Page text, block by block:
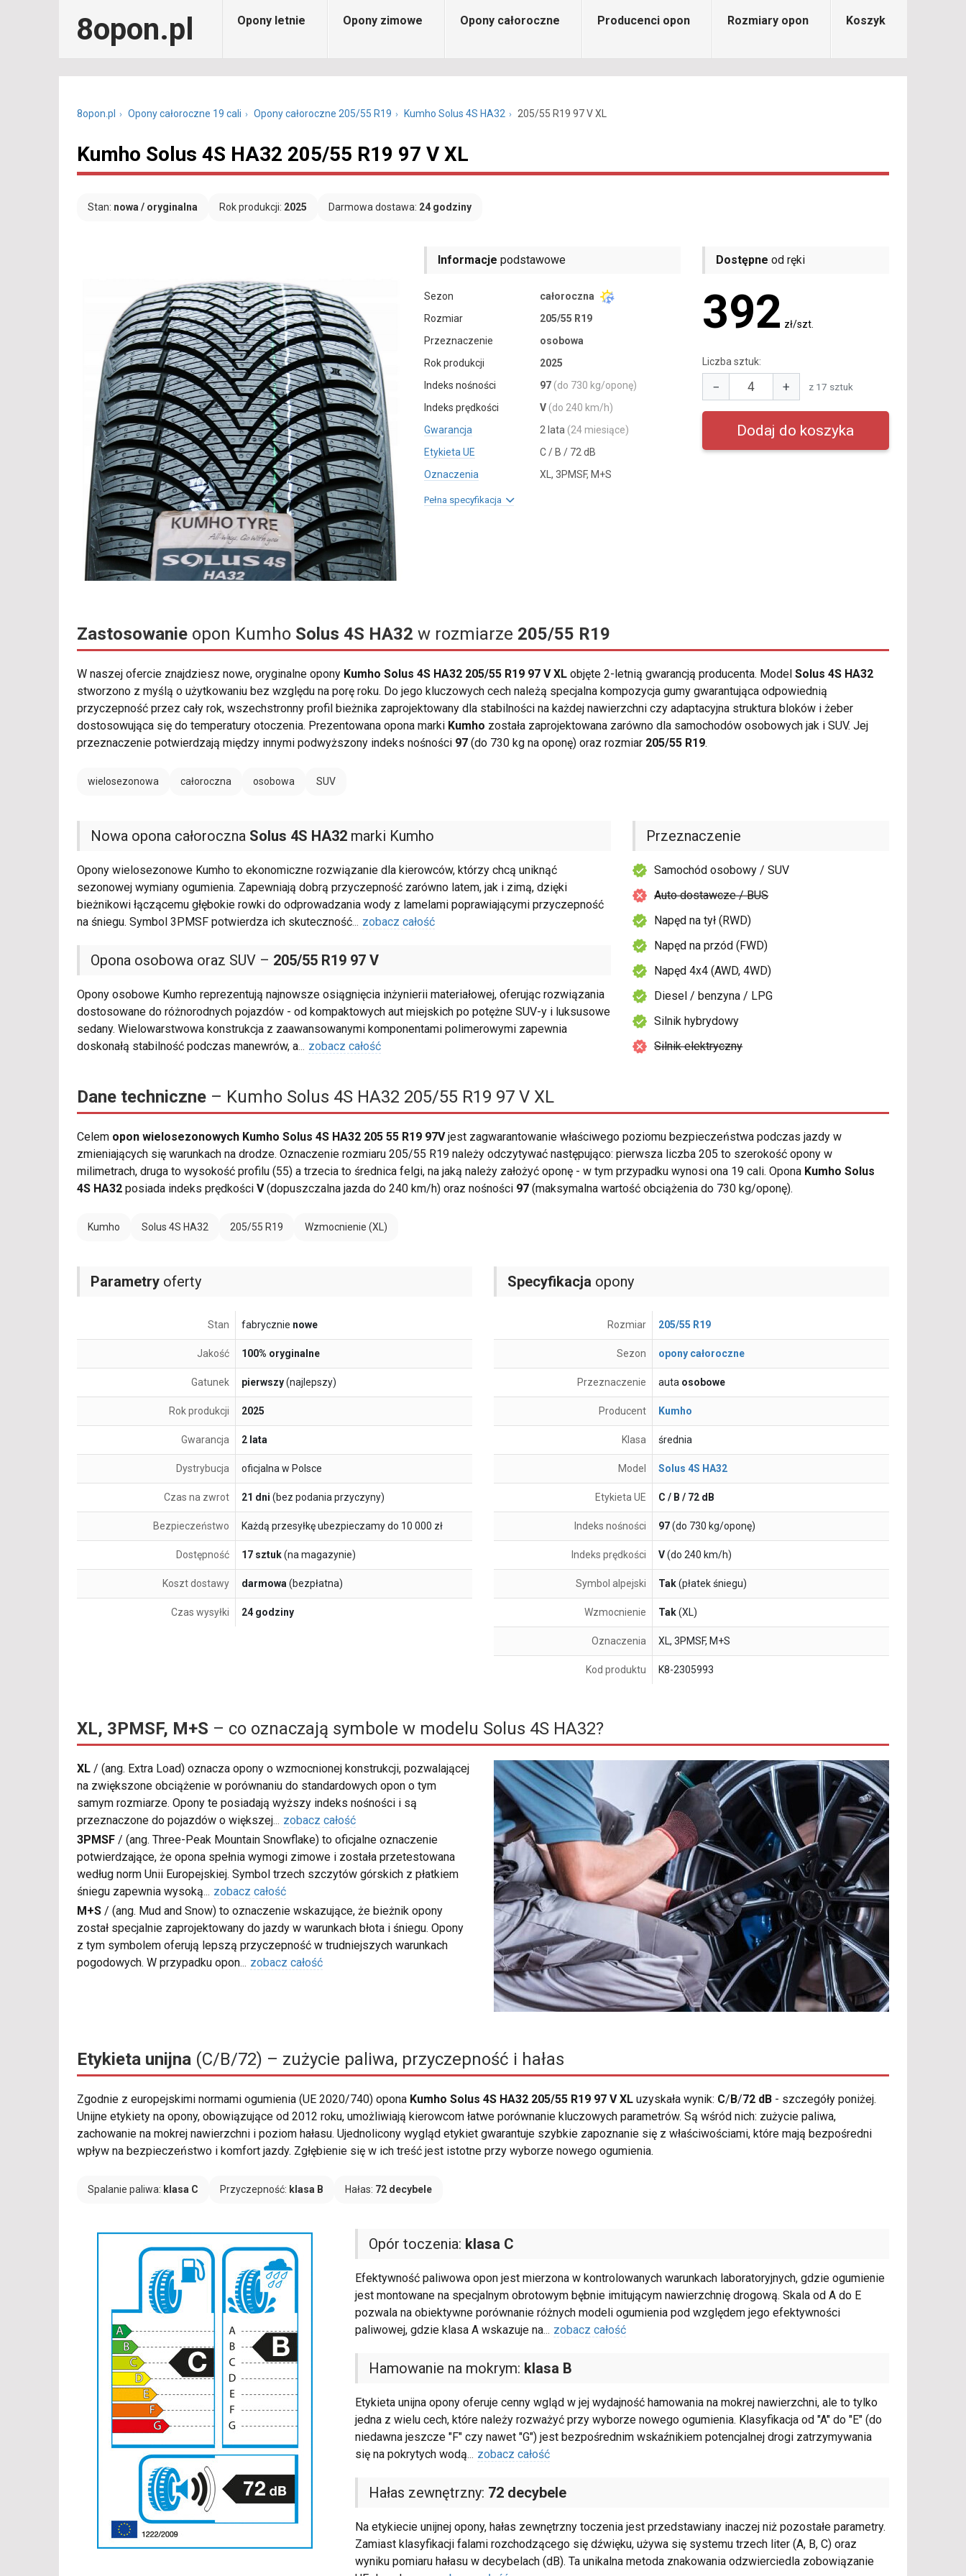
8opon.pl Opony letnie Opony zimowe Opony całoroczne Producenci opon Rozmiary opon Koszyk
8opon.pl Opony całoroczne 19 cali Opony całoroczne 205/55 R19 Kumho Solus 4S HA32 205/55 R19 97 V XL
Kumho Solus 4S HA32 205/55 R19 97 V XL
Stan: nowa / oryginalna Rok produkcji: 2025 Darmowa dostawa: 24 godziny
Informacje podstawowe
Sezon
całoroczna
Rozmiar
205/55 R19
Przeznaczenie
osobowa
Rok produkcji
2025
Indeks nośności
97 (do 730 kg/oponę)
Indeks prędkości
V (do 240 km/h)
Gwarancja
2 lata (24 miesiące)
Etykieta UE
C / B / 72 dB
Oznaczenia
XL, 3PMSF, M+S
Pełna specyfikacja
Dostępne od ręki
392 zł/szt.
Liczba sztuk:
− + z 17 sztuk
Zastosowanie opon Kumho Solus 4S HA32 w rozmiarze 205/55 R19
W naszej ofercie znajdziesz nowe, oryginalne opony Kumho Solus 4S HA32 205/55 R19 97 V XL objęte 2-letnią gwarancją producenta. Model Solus 4S HA32
stworzono z myślą o użytkowaniu bez względu na porę roku. Do jego kluczowych cech należą specjalna kompozycja gumy gwarantująca odpowiednią
przyczepność przez cały rok, wszechstronny profil bieżnika zaprojektowany dla stabilności na każdej nawierzchni czy adaptacyjna struktura bloków i żeber
dostosowująca się do temperatury otoczenia. Prezentowana opona marki Kumho została zaprojektowana zarówno dla samochodów osobowych jak i SUV. Jej
przeznaczenie potwierdzają między innymi podwyższony indeks nośności 97 (do 730 kg na oponę) oraz rozmiar 205/55 R19.
wielosezonowa całoroczna osobowa SUV
Nowa opona całoroczna Solus 4S HA32 marki Kumho
Opony wielosezonowe Kumho to ekonomiczne rozwiązanie dla kierowców, którzy chcą uniknąć
sezonowej wymiany ogumienia. Zapewniają dobrą przyczepność zarówno latem, jak i zimą, dzięki
bieżnikowi łączącemu głębokie rowki do odprowadzania wody z lamelami poprawiającymi przyczepność
na śniegu. Symbol 3PMSF potwierdza ich skuteczność... zobacz całość
Opona osobowa oraz SUV – 205/55 R19 97 V
Opony osobowe Kumho reprezentują najnowsze osiągnięcia inżynierii materiałowej, oferując rozwiązania
dostosowane do różnorodnych pojazdów - od kompaktowych aut miejskich po potężne SUV-y i luksusowe
sedany. Wielowarstwowa konstrukcja z zaawansowanymi komponentami polimerowymi zapewnia
doskonałą stabilność podczas manewrów, a... zobacz całość
Przeznaczenie
Samochód osobowy / SUV
Auto dostawcze / BUS
Napęd na tył (RWD)
Napęd na przód (FWD)
Napęd 4x4 (AWD, 4WD)
Diesel / benzyna / LPG
Silnik hybrydowy
Silnik elektryczny
Dane techniczne – Kumho Solus 4S HA32 205/55 R19 97 V XL
Celem opon wielosezonowych Kumho Solus 4S HA32 205 55 R19 97Vjest zagwarantowanie właściwego poziomu bezpieczeństwa podczas jazdy w
zmieniających się warunkach na drodze. Oznaczenie rozmiaru 205/55 R19 należy odczytywać następująco: pierwsza liczba 205 to szerokość opony w
milimetrach, druga to wysokość profilu (55) a trzecia to średnica felgi, na jaką należy założyć oponę - w tym przypadku wynosi ona 19 cali. Opona Kumho Solus
4S HA32 posiada indeks prędkości V(dopuszczalna jazda do 240 km/h) oraz nośności 97 (maksymalna wartość obciążenia do 730 kg/oponę).
Kumho Solus 4S HA32 205/55 R19 Wzmocnienie (XL)
Parametry oferty
Stan fabrycznie nowe
Jakość 100% oryginalne
Gatunek pierwszy(najlepszy)
Rok produkcji 2025
Gwarancja 2 lata
Dystrybucja oficjalna w Polsce
Czas na zwrot 21 dni (bez podania przyczyny)
Bezpieczeństwo Każdą przesyłkę ubezpieczamy do 10 000 zł
Dostępność 17 sztuk(na magazynie)
Koszt dostawy darmowa(bezpłatna)
Czas wysyłki 24 godziny
Specyfikacja opony
Rozmiar 205/55 R19
Sezon opony całoroczne
Przeznaczenie auta osobowe
Producent Kumho
Klasa średnia
Model Solus 4S HA32
Etykieta UE C / B / 72 dB
Indeks nośności 97(do 730 kg/oponę)
Indeks prędkości V(do 240 km/h)
Symbol alpejski Tak(płatek śniegu)
Wzmocnienie Tak(XL)
Oznaczenia XL, 3PMSF, M+S
Kod produktu K8-2305993
XL, 3PMSF, M+S – co oznaczają symbole w modelu Solus 4S HA32?
XL / (ang. Extra Load) oznacza opony o wzmocnionej konstrukcji, pozwalającej
na zwiększone obciążenie w porównaniu do standardowych opon o tym
samym rozmiarze. Opony te posiadają wyższy indeks nośności i są
przeznaczone do pojazdów o większej... zobacz całość
3PMSF / (ang. Three-Peak Mountain Snowflake) to oficjalne oznaczenie
potwierdzające, że opona spełnia wymogi zimowe i została przetestowana
według norm Unii Europejskiej. Symbol trzech szczytów górskich z płatkiem
śniegu zapewnia wysoką... zobacz całość
M+S / (ang. Mud and Snow) to oznaczenie wskazujące, że bieżnik opony
został specjalnie zaprojektowany do jazdy w warunkach błota i śniegu. Opony
z tym symbolem oferują lepszą przyczepność w trudniejszych warunkach
pogodowych. W przypadku opon... zobacz całość
Etykieta unijna (C/B/72) – zużycie paliwa, przyczepność i hałas
Zgodnie z europejskimi normami ogumienia (UE 2020/740) opona Kumho Solus 4S HA32 205/55 R19 97 V XL uzyskała wynik: C/ B/72 dB - szczegóły poniżej.
Unijne etykiety na opony, obowiązujące od 2012 roku, umożliwiają kierowcom łatwe porównanie kluczowych parametrów. Są wśród nich: zużycie paliwa,
zachowanie na mokrej nawierzchni i poziom hałasu. Ujednolicony wygląd etykiet gwarantuje szybkie zapoznanie się z właściwościami, które mają bezpośredni
wpływ na bezpieczeństwo i komfort jazdy. Zgłębienie się w ich treść jest istotne przy wyborze nowego ogumienia.
Spalanie paliwa: klasa C Przyczepność: klasa B Hałas: 72 decybele
Opór toczenia: klasa C
Efektywność paliwowa opon jest mierzona w kontrolowanych warunkach laboratoryjnych, gdzie ogumienie
jest montowane na specjalnym obrotowym bębnie imitującym nawierzchnię drogową. Skala od A do E
pozwala na obiektywne porównanie różnych modeli ogumienia pod względem jego efektywności
paliwowej, gdzie klasa A wskazuje na... zobacz całość
Hamowanie na mokrym: klasa B
Etykieta unijna opony oferuje cenny wgląd w jej wydajność hamowania na mokrej nawierzchni, ale to tylko
jedna z wielu cech, które należy rozważyć przy wyborze nowego ogumienia. Klasyfikacja od "A" do "E" (do
niedawna jeszcze "F" czy nawet "G") jest bezpośrednim wskaźnikiem potencjalnej drogi zatrzymywania
się na pokrytych wodą... zobacz całość
Hałas zewnętrzny: 72 decybele
Na etykiecie unijnej opony, hałas zewnętrzny toczenia jest przedstawiany inaczej niż pozostałe parametry.
Zamiast klasyfikacji falami rozchodzącego się dźwięku, używa się systemu trzech liter (A, B, C) oraz
wyniku pomiaru hałasu w decybelach (dB). Ta unikalna metoda znakowania odzwierciedla zobowiązanie